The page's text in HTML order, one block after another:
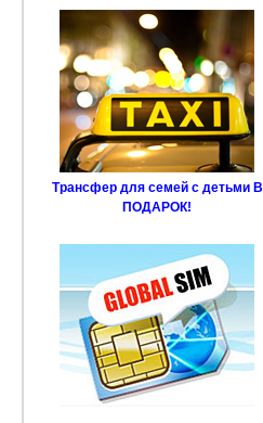
Трансфер для семей с детьми В
ПОДАРОК!